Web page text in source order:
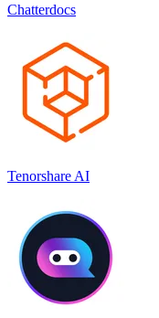
Chatterdocs
Tenorshare AI